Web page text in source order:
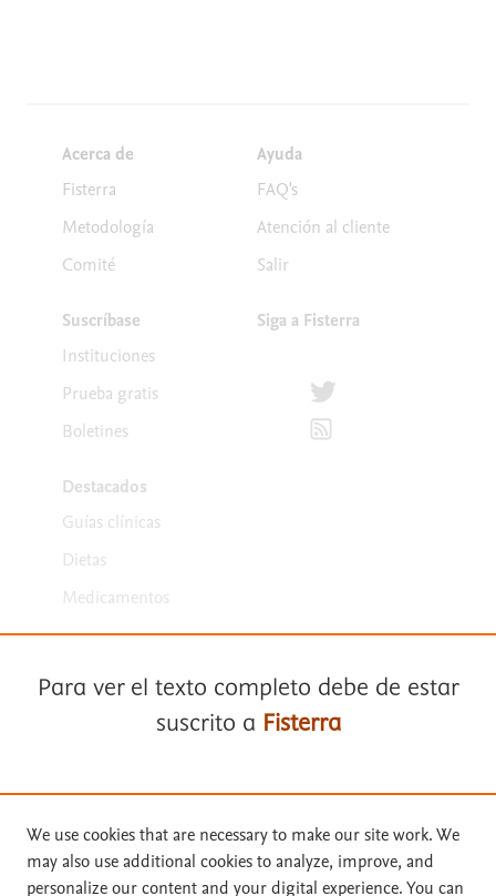
Acerca de
Fisterra
Metodología
Comité
Suscríbase
Instituciones
Prueba gratis
Boletines
Destacados
Guías clínicas
Dietas
Medicamentos
Ayuda
FAQ's
Atención al cliente
Salir
Siga a Fisterra
Síguenos en Twitter
Suscríbete para recibir
Política de privacidad
Copyright ©2026Elsevier España SLU, sus licenciantes y
Para ver el texto completo debe de estar
suscrito a Fisterra
Solicite una prueba gratuita
We use cookies that are necessary to make our site work. We
may also use additional cookies to analyze, improve, and
personalize our content and your digital experience. You can